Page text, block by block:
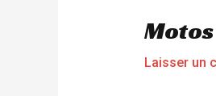
Laisser un